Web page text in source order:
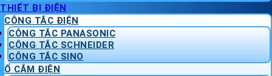
THIẾT BỊ ĐIỆN
CÔNG TẮC ĐIỆN
CÔNG TẮC PANASONIC
CÔNG TẮC SCHNEIDER
CÔNG TẮC SINO
Ổ CẮM ĐIỆN